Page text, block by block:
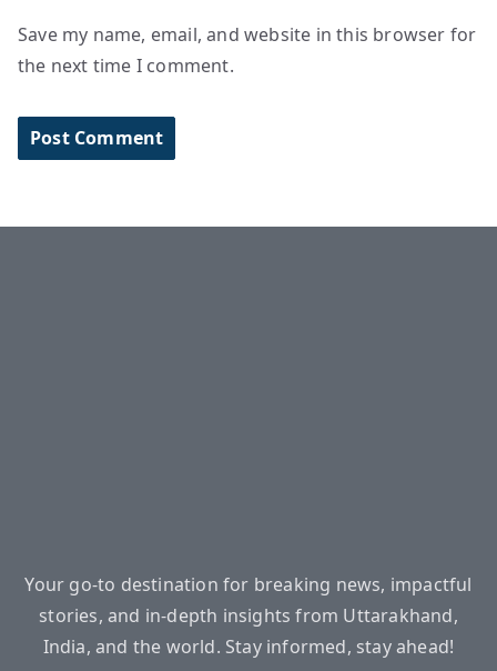
Save my name, email, and website in this browser for
the next time I comment.
Your go-to destination for breaking news, impactful
stories, and in-depth insights from Uttarakhand,
India, and the world. Stay informed, stay ahead!